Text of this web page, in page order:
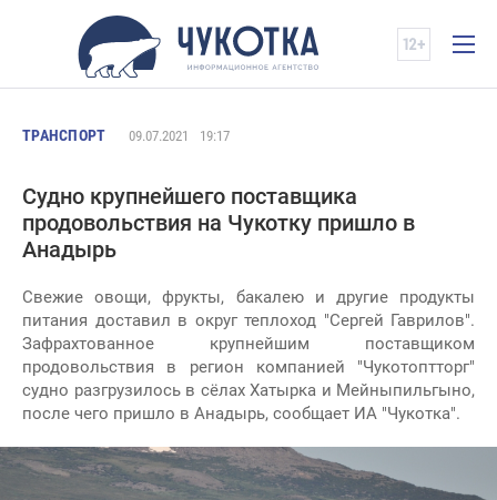
ТРАНСПОРТ 09.07.2021 19:17
Судно крупнейшего поставщика
продовольствия на Чукотку пришло в
Анадырь
Свежие овощи, фрукты, бакалею и другие продукты
питания доставил в округ теплоход "Сергей Гаврилов".
Зафрахтованное крупнейшим поставщиком
продовольствия в регион компанией "Чукотоптторг"
судно разгрузилось в сёлах Хатырка и Мейныпильгыно,
после чего пришло в Анадырь, сообщает ИА "Чукотка".